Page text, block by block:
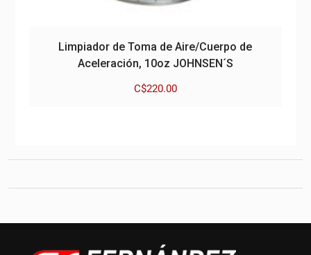
Limpiador de Toma de Aire/Cuerpo de
Aceleración, 10oz JOHNSEN´S
C$220.00